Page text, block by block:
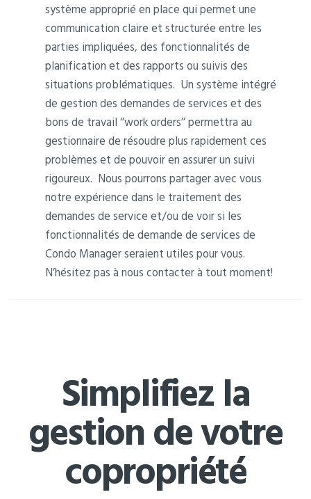
système approprié en place qui permet une
communication claire et structurée entre les
parties impliquées, des fonctionnalités de
planification et des rapports ou suivis des
situations problématiques. Un système intégré
de gestion des demandes de services et des
bons de travail ‘’work orders’’ permettra au
gestionnaire de résoudre plus rapidement ces
problèmes et de pouvoir en assurer un suivi
rigoureux. Nous pourrons partager avec vous
notre expérience dans le traitement des
demandes de service et/ou de voir si les
fonctionnalités de demande de services de
Condo Manager seraient utiles pour vous.
N’hésitez pas à nous contacter à tout moment!
Simplifiez la
gestion de votre
copropriété